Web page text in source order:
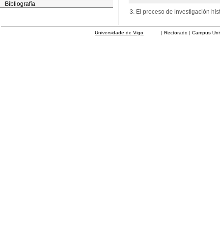
Bibliografía
3. El proceso de investigación
Universidade de Vigo | Rectorado | Campus